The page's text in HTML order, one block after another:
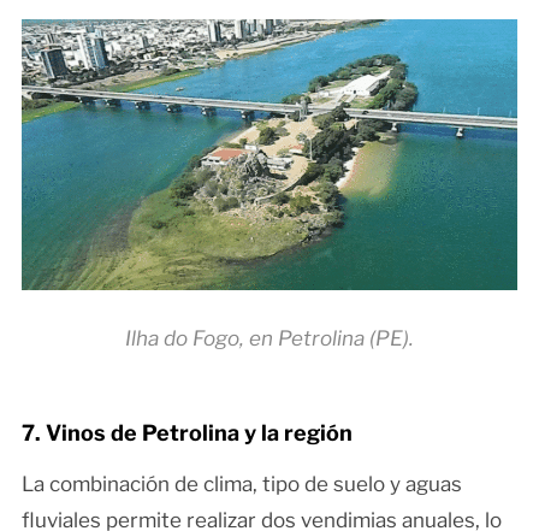
Ilha do Fogo, en Petrolina (PE).
7. Vinos de Petrolina y la región
La combinación de clima, tipo de suelo y aguas
fluviales permite realizar dos vendimias anuales, lo